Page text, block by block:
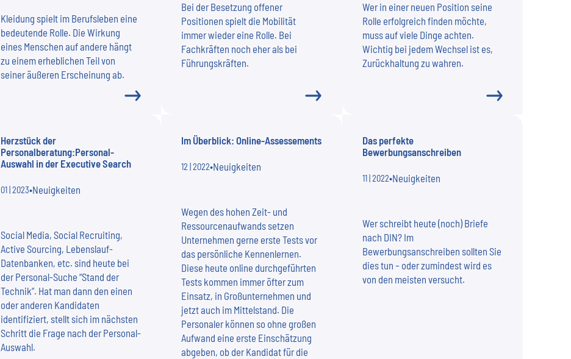
Kleidung spielt im Berufsleben eine
bedeutende Rolle. Die Wirkung
eines Menschen auf andere hängt
zu einem erheblichen Teil von
seiner äußeren Erscheinung ab.
Bei der Besetzung offener
Positionen spielt die Mobilität
immer wieder eine Rolle. Bei
Fachkräften noch eher als bei
Führungskräften.
Wer in einer neuen Position seine
Rolle erfolgreich finden möchte,
muss auf viele Dinge achten.
Wichtig bei jedem Wechsel ist es,
Zurückhaltung zu wahren.
Herzstück der
Personalberatung:Personal-
Auswahl in der Executive Search
01 | 2023•Neuigkeiten
Social Media, Social Recruiting,
Active Sourcing, Lebenslauf-
Datenbanken, etc. sind heute bei
der Personal-Suche “Stand der
Technik”. Hat man dann den einen
oder anderen Kandidaten
identifiziert, stellt sich im nächsten
Schritt die Frage nach der Personal-
Auswahl.
Im Überblick: Online-Assessements
12 | 2022•Neuigkeiten
Wegen des hohen Zeit- und
Ressourcenaufwands setzen
Unternehmen gerne erste Tests vor
das persönliche Kennenlernen.
Diese heute online durchgeführten
Tests kommen immer öfter zum
Einsatz, in Großunternehmen und
jetzt auch im Mittelstand. Die
Personaler können so ohne großen
Aufwand eine erste Einschätzung
abgeben, ob der Kandidat für die
Das perfekte
Bewerbungsanschreiben
11 | 2022•Neuigkeiten
Wer schreibt heute (noch) Briefe
nach DIN? Im
Bewerbungsanschreiben sollten Sie
dies tun – oder zumindest wird es
von den meisten versucht.